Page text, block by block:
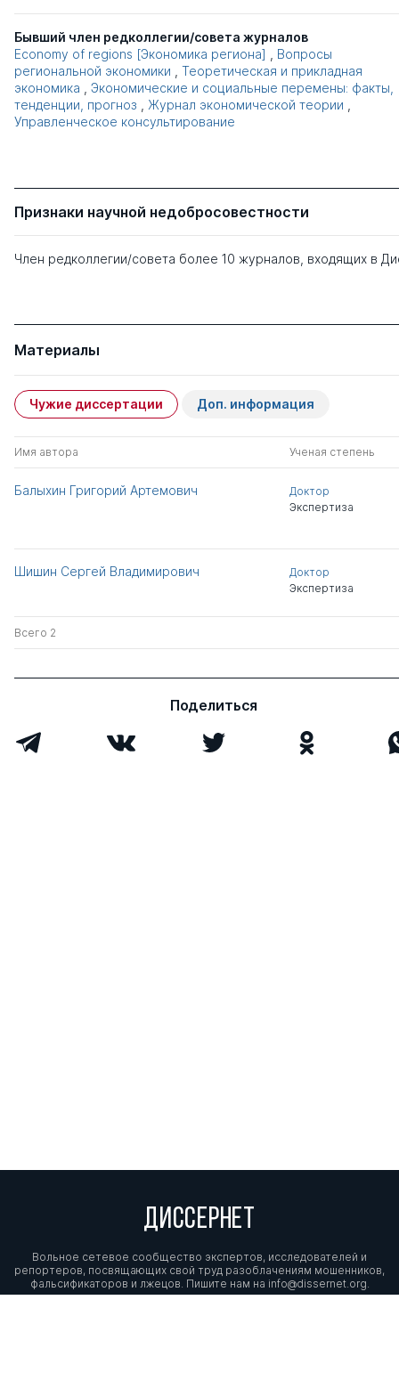
Бывший член редколлегии/совета журналов
Economy of regions [Экономика региона]
Вопросы
региональной экономики
Теоретическая и прикладная
экономика
Экономические и социальные перемены: факты,
тенденции, прогноз
Журнал экономической теории
Управленческое консультирование
Признаки научной недобросовестности
Член редколлегии/совета более 10 журналов, входящих в
Материалы
Чужие диссертации Доп. информация
Имя автора Ученая степень
Балыхин Григорий Артемович
Доктор
Экспертиза
Шишин Сергей Владимирович
Доктор
Экспертиза
Всего 2
Поделиться
ДИССЕРНЕТ
Вольное сетевое сообщество экспертов, исследователей и
репортеров, посвящающих свой труд разоблачениям мошенников,
фальсификаторов и лжецов. Пишите нам на info@dissernet.org.